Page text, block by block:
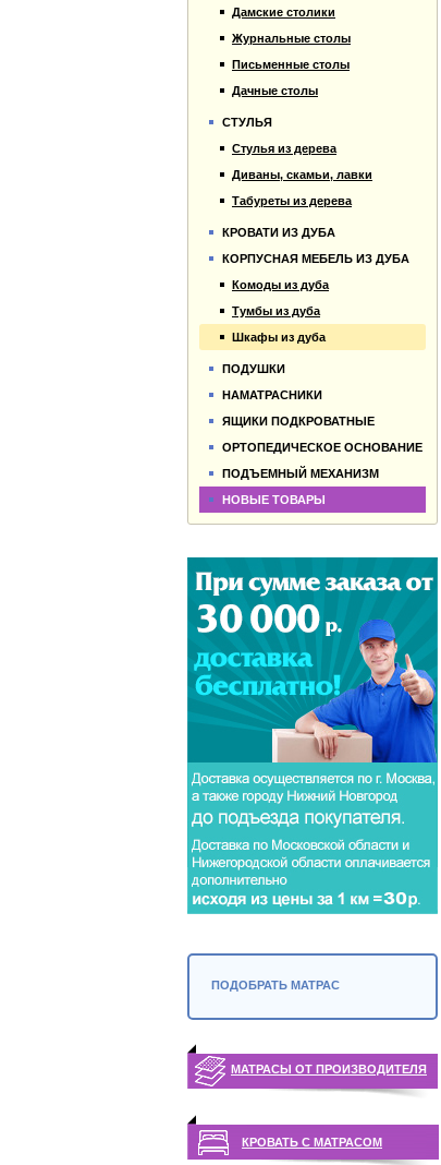
Дамские столики
Журнальные столы
Письменные столы
Дачные столы
СТУЛЬЯ
Стулья из дерева
Диваны, скамьи, лавки
Табуреты из дерева
КРОВАТИ ИЗ ДУБА
КОРПУСНАЯ МЕБЕЛЬ ИЗ ДУБА
Комоды из дуба
Тумбы из дуба
Шкафы из дуба
ПОДУШКИ
НАМАТРАСНИКИ
ЯЩИКИ ПОДКРОВАТНЫЕ
ОРТОПЕДИЧЕСКОЕ ОСНОВАНИЕ
ПОДЪЕМНЫЙ МЕХАНИЗМ
НОВЫЕ ТОВАРЫ
ПОДОБРАТЬ МАТРАС
МАТРАСЫ ОТ ПРОИЗВОДИТЕЛЯ
КРОВАТЬ С МАТРАСОМ